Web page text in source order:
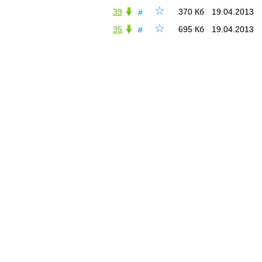
☆
# 19.04.2013
370 Кб
39
☆
# 19.04.2013
695 Кб
35